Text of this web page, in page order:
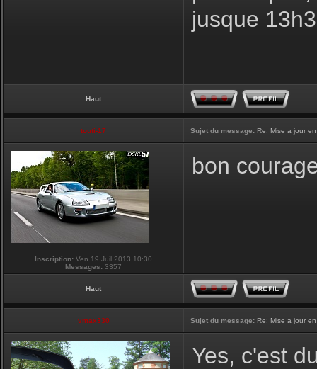
jusque
Haut
touti-17 Sujet du message: Re: Mise a jour
Inscription: Ven 19 Juil 2013 10:30
Messages: 3357
bon
Haut
vmax330 Sujet du message: Re: Mise a jour
Yes, c'est